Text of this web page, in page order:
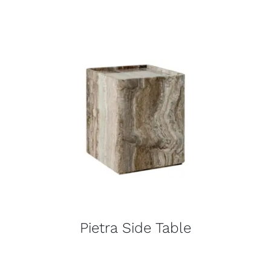
Pietra Side Table